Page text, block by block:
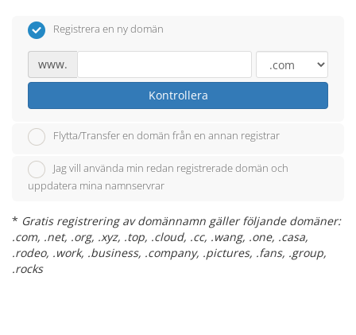
Registrera en ny domän
www.
Kontrollera
Flytta/Transfer en domän från en annan registrar
Jag vill använda min redan registrerade domän och
uppdatera mina namnservrar
* Gratis registrering av domännamn gäller följande domäner:
.com, .net, .org, .xyz, .top, .cloud, .cc, .wang, .one, .casa,
.rodeo, .work, .business, .company, .pictures, .fans, .group,
.rocks